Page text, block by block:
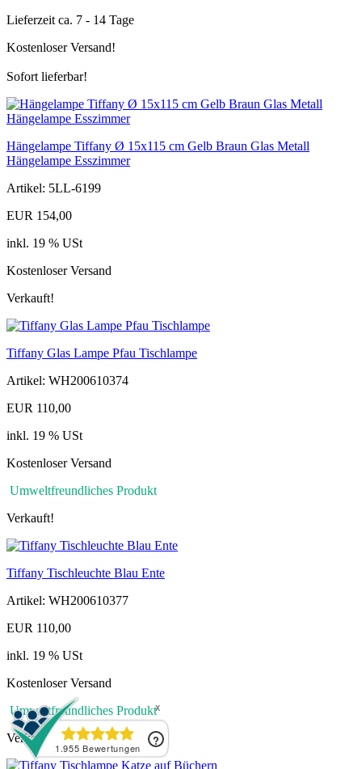
Lieferzeit ca. 7 - 14 Tage
Kostenloser Versand!
Sofort lieferbar!
Hängelampe Tiffany Ø 15x115 cm Gelb Braun Glas Metall
Hängelampe Esszimmer
Artikel: 5LL-6199
EUR 154,00
inkl. 19 % USt
Kostenloser Versand
Verkauft!
Tiffany Glas Lampe Pfau Tischlampe
Artikel: WH200610374
EUR 110,00
inkl. 19 % USt
Kostenloser Versand
Umweltfreundliches Produkt
Verkauft!
Tiffany Tischleuchte Blau Ente
Artikel: WH200610377
EUR 110,00
inkl. 19 % USt
Kostenloser Versand
Umweltfreundliches Produkt
Verkauft!